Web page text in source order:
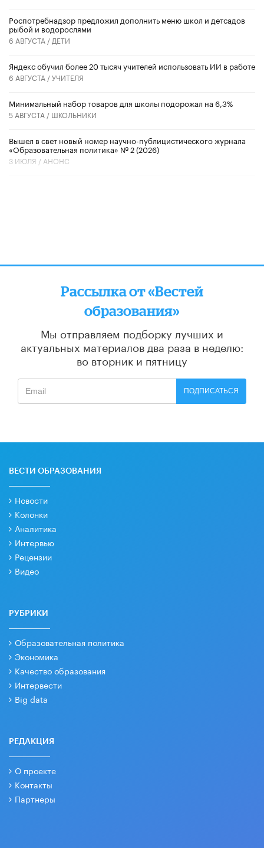
Роспотребнадзор предложил дополнить меню школ и детсадов
рыбой и водорослями
6 АВГУСТА / ДЕТИ
​Яндекс обучил более 20 тысяч учителей использовать ИИ в работе
6 АВГУСТА /УЧИТЕЛЯ
Минимальный набор товаров для школы подорожал на 6,3%
5 АВГУСТА / ШКОЛЬНИКИ
Вышел в свет новый номер научно-публицистического журнала
«Образовательная политика» № 2 (2026)
3 ИЮЛЯ / АНОНС
Рассылка от «Вестей
образования»
Мы отправляем подборку лучших и
актуальных материалов два раза в неделю:
во вторник и пятницу
ПОДПИСАТЬСЯ
ВЕСТИ ОБРАЗОВАНИЯ
Новости
Колонки
Аналитика
Интервью
Рецензии
Видео
РУБРИКИ
Образовательная политика
Экономика
Качество образования
Интервести
Big data
РЕДАКЦИЯ
О проекте
Контакты
Партнеры